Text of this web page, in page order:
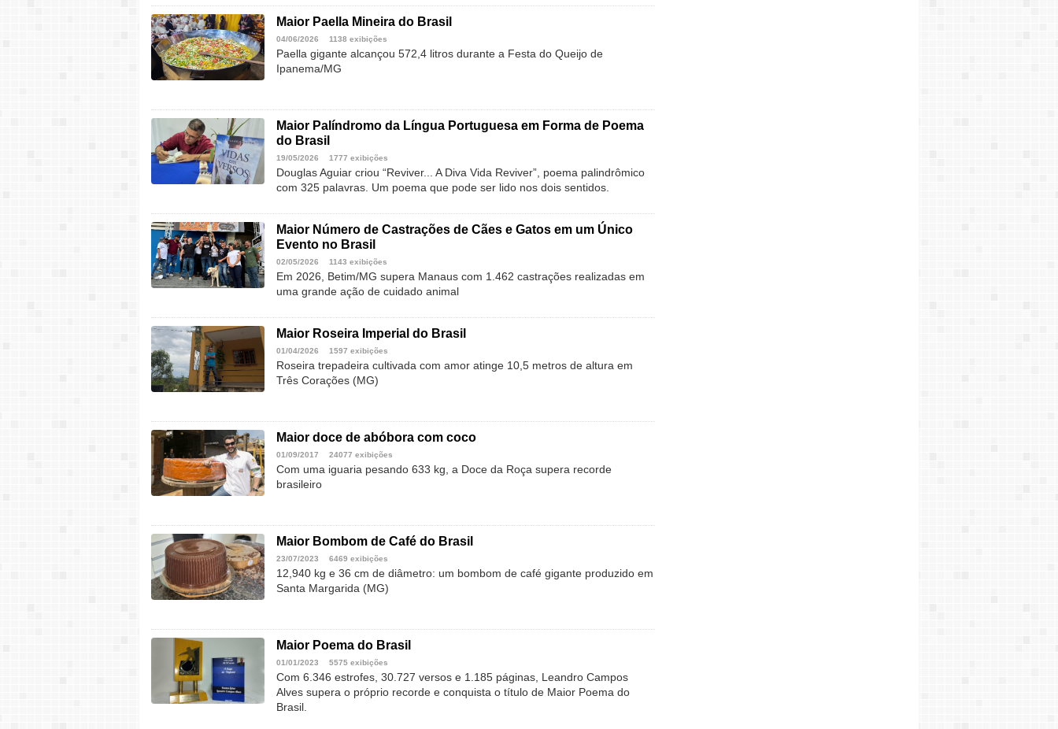
Maior Paella Mineira do Brasil
04/06/2026 1138 exibições
Paella gigante alcançou 572,4 litros durante a Festa do Queijo de
Ipanema/MG
Maior Palíndromo da Língua Portuguesa em Forma de Poema
do Brasil
19/05/2026 1777 exibições
Douglas Aguiar criou “Reviver... A Diva Vida Reviver”, poema palindrômico
com 325 palavras. Um poema que pode ser lido nos dois sentidos.
Maior Número de Castrações de Cães e Gatos em um Único
Evento no Brasil
02/05/2026 1143 exibições
Em 2026, Betim/MG supera Manaus com 1.462 castrações realizadas em
uma grande ação de cuidado animal
Maior Roseira Imperial do Brasil
01/04/2026 1597 exibições
Roseira trepadeira cultivada com amor atinge 10,5 metros de altura em
Três Corações (MG)
Maior doce de abóbora com coco
01/09/2017 24077 exibições
Com uma iguaria pesando 633 kg, a Doce da Roça supera recorde
brasileiro
Maior Bombom de Café do Brasil
23/07/2023 6469 exibições
12,940 kg e 36 cm de diâmetro: um bombom de café gigante produzido em
Santa Margarida (MG)
Maior Poema do Brasil
01/01/2023 5575 exibições
Com 6.346 estrofes, 30.727 versos e 1.185 páginas, Leandro Campos
Alves supera o próprio recorde e conquista o título de Maior Poema do
Brasil.